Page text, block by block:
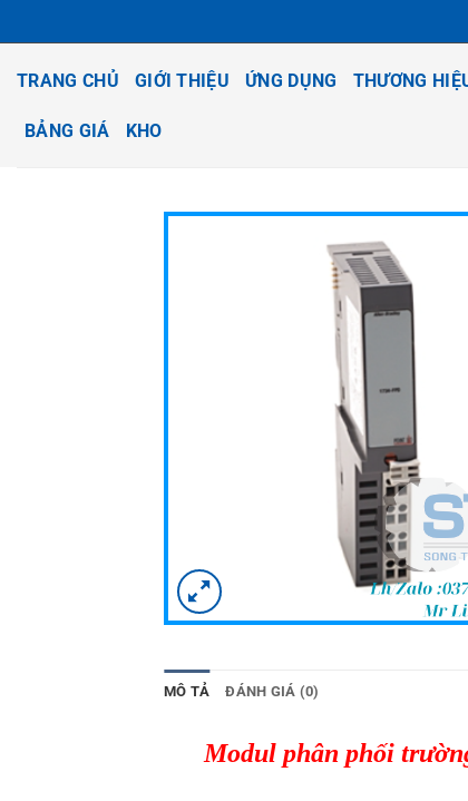
qua
nội
TRANG CHỦ GIỚI THIỆU ỨNG DỤNG THƯƠNG
BẢNG GIÁ KHO
MÔ TẢ ĐÁNH GIÁ (0)
Modul phân phối